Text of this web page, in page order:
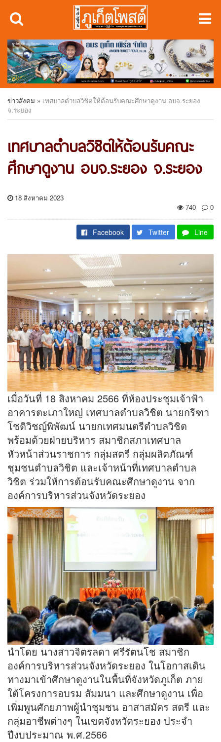
ข่าวสังคม » เทศบาลตำบลวิชิตให้ต้อนรับคณะศึกษาดูงาน อบจ.ระยอง
จ.ระยอง
เทศบาลตำบลวิชิตให้ต้อนรับคณะ
ศึกษาดูงาน อบจ.ระยอง จ.ระยอง
18 สิงหาคม 2023
740
0
Facebook Twitter Line
เมื่อวันที่ 18 สิงหาคม 2566 ที่ห้องประชุมเจ้าฟ้า
อาคารตะเภาใหญ่ เทศบาลตำบลวิชิต นายกรีฑา
โชติวิชญ์พิพัฒน์ นายกเทศมนตรีตำบลวิชิต
พร้อมด้วยฝ่ายบริหาร สมาชิกสภาเทศบาล
หัวหน้าส่วนราชการ กลุ่มสตรี กลุ่มผลิตภัณฑ์
ชุมชนตำบลวิชิต และเจ้าหน้าที่เทศบาลตำบล
วิชิต ร่วมให้การต้อนรับคณะศึกษาดูงาน จาก
องค์การบริหารส่วนจังหวัดระยอง
นำโดย นางสาวจิตรลดา ศรีรัตนโช สมาชิก
องค์การบริหารส่วนจังหวัดระยอง ในโอกาสเดิน
ทางมาเข้าศึกษาดูงานในพื้นที่จังหวัดภูเก็ต ภาย
ใต้โครงการอบรม สัมมนา และศึกษาดูงาน เพื่อ
เพิ่มพูนศักยภาพผู้นำชุมชน อาสาสมัคร สตรี และ
กลุ่มอาชีพต่างๆ ในเขตจังหวัดระยอง ประจำ
ปีงบประมาณ พ.ศ.2566